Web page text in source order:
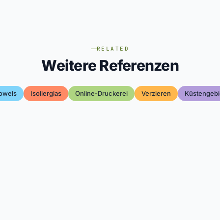
RELATED
Weitere Referenzen
Isolierglas Online-Druckerei Verzieren